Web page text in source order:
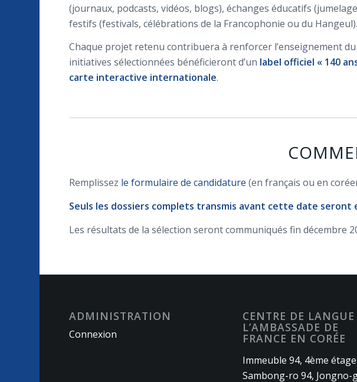
(journaux, podcasts, vidéos, blogs), échanges éducatifs
festifs (festivals, célébrations de la Francophonie ou du Hangeul).
Chaque projet retenu contribuera à renforcer l’enseignement
initiatives sélectionnées bénéficieront d’un label officiel « 140
carte interactive internationale.
Remplissez le formulaire de candidature (en français ou en
Seuls les dossiers complets transmis avant cette date seront
Les résultats de la sélection seront communiqués fin décembre
ADMINISTRATION
Connexion
CENTRE DE LANGUE
L’AMBASSADE DE
FRANCE EN CORÉE
Immeuble 94, 4ème
Sambong-ro 94, Jongno-